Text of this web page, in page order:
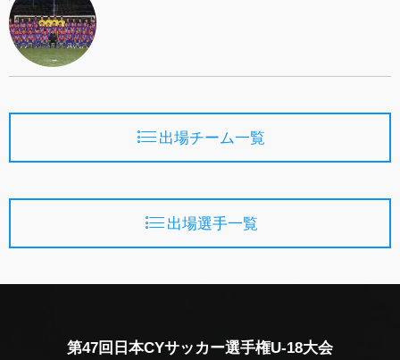
出場チーム一覧
出場選手一覧
第47回日本CYサッカー選手権U-18大会